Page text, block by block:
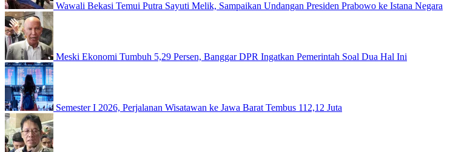
Wawali Bekasi Temui Putra Sayuti Melik, Sampaikan Undangan Presiden Prabowo ke Istana Negara
Meski Ekonomi Tumbuh 5,29 Persen, Banggar DPR Ingatkan Pemerintah Soal Dua Hal Ini
Semester I 2026, Perjalanan Wisatawan ke Jawa Barat Tembus 112,12 Juta